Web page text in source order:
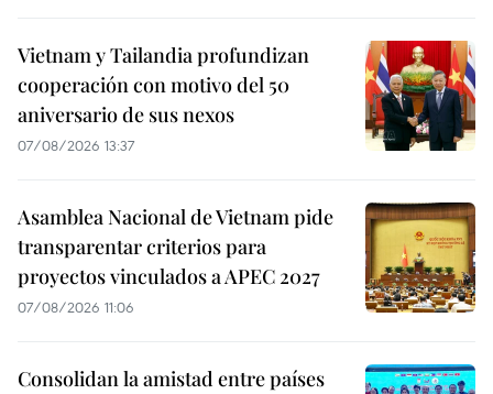
Vietnam y Tailandia profundizan
cooperación con motivo del 50
aniversario de sus nexos
07/08/2026 13:37
Asamblea Nacional de Vietnam pide
transparentar criterios para
proyectos vinculados a APEC 2027
07/08/2026 11:06
Consolidan la amistad entre países